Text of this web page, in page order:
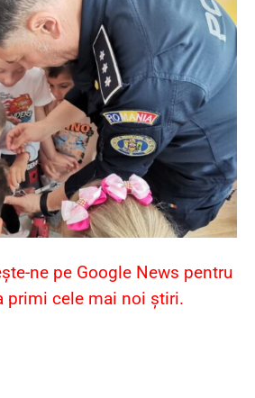
ne pe Google News pentru
primi cele mai noi știri.